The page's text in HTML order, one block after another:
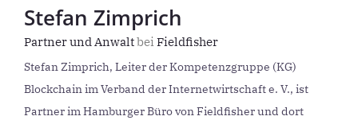
Stefan Zimprich
Partner und AnwaltbeiFieldfisher
Stefan Zimprich, Leiter der Kompetenzgruppe (KG)
Blockchain im Verband der Internetwirtschaft e. V., ist
Partner im Hamburger Büro von Fieldfisher und dort